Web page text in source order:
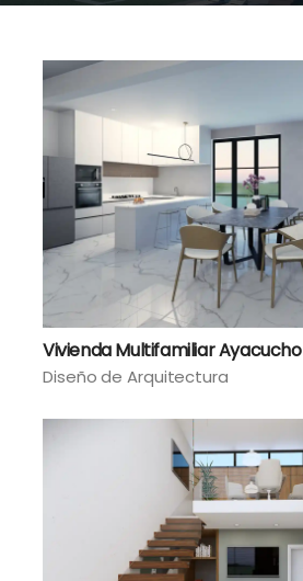
Vivienda Multifamiliar Ayacucho
Diseño de Arquitectura